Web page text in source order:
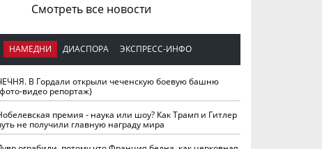
Смотреть все новости
НАМЕДНИ ДИАСПОРА ЭКСПРЕСС-ИНФО
В Гордали открыли чеченскую боевую башню
видео репортаж)
премия - наука или шоу? Как Трамп и Гитлер
не получили главную награду мира